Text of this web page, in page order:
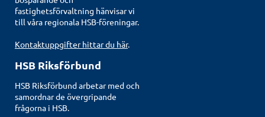
fastighetsförvaltning hänvisar vi
till våra regionala HSB-föreningar.
Kontaktuppgifter hittar du här.
HSB Riksförbund
HSB Riksförbund arbetar med och
samordnar de övergripande
frågorna i HSB.